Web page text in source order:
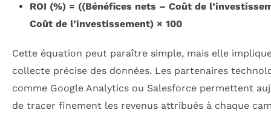
ROI (%) = ((Bénéfices nets – Coût de
Coût de l’investissement) × 100
Cette équation peut paraître simple, mais elle
collecte précise des données. Les partenaires
comme Google Analytics ou Salesforce permettent
de tracer finement les revenus attribués à chaque